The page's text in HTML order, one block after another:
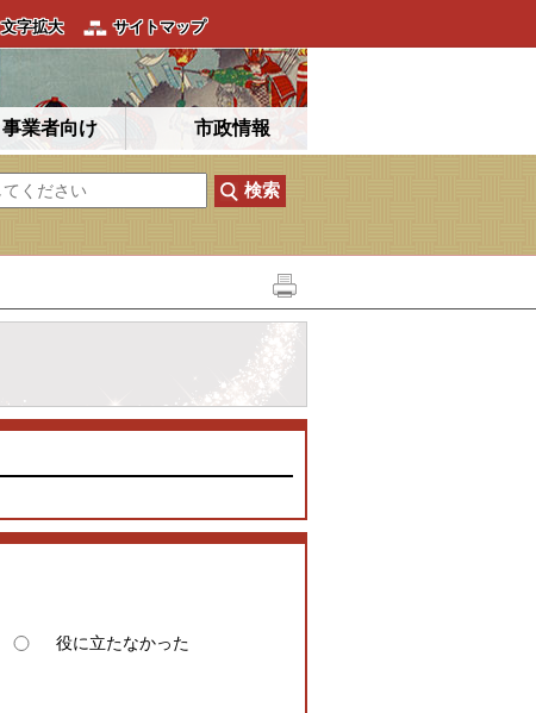
文字拡大 サイトマップ
事業者向け 市政情報
役に立たなかった